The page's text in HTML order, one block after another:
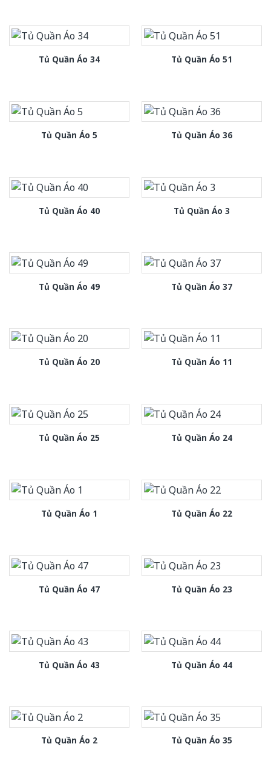
Tủ Quần Áo 34 Tủ Quần Áo 51
Tủ Quần Áo 5 Tủ Quần Áo 36
Tủ Quần Áo 40 Tủ Quần Áo 3
Tủ Quần Áo 49 Tủ Quần Áo 37
Tủ Quần Áo 20 Tủ Quần Áo 11
Tủ Quần Áo 25 Tủ Quần Áo 24
Tủ Quần Áo 1 Tủ Quần Áo 22
Tủ Quần Áo 47 Tủ Quần Áo 23
Tủ Quần Áo 43 Tủ Quần Áo 44
Tủ Quần Áo 2 Tủ Quần Áo 35